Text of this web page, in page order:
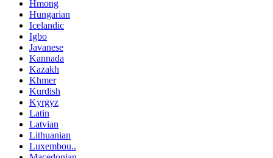
Hmong
Hungarian
Icelandic
Igbo
Javanese
Kannada
Kazakh
Khmer
Kurdish
Kyrgyz
Latin
Latvian
Lithuanian
Luxembou..